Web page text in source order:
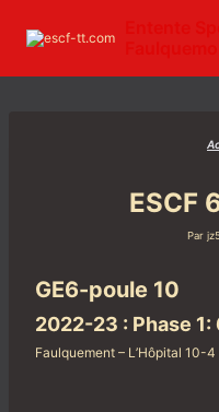
contenu
ESCF
Par
GE6-poule 10
2022-23 : Phase
Faulquement – L’Hôpital 10-4